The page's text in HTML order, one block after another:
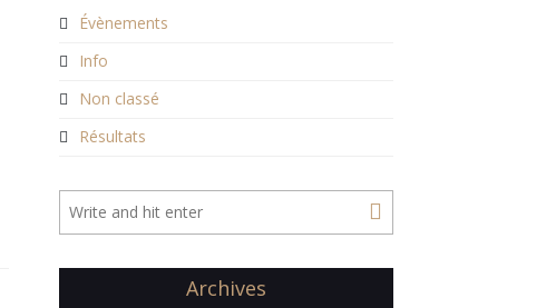
Évènements
Info
Non classé
Résultats
Archives